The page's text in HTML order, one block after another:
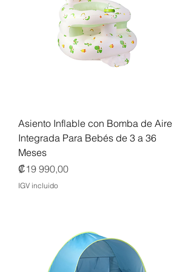
Asiento Inflable con Bomba de Aire
Integrada Para Bebés de 3 a 36
Meses
Precio
₡19 990,00
IGV incluido